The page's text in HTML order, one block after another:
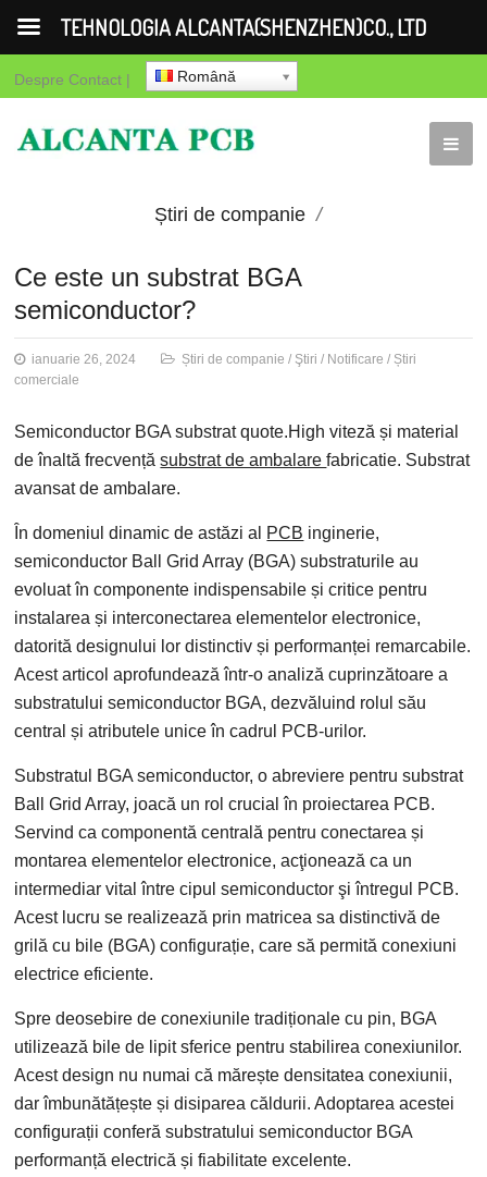
Despre Contact | Română
Știri de companie
Notificare
Ce este un substrat BGA
semiconductor?
ianuarie 26, 2024 Știri de companie / Ştiri / Notificare / Știri
comerciale
Semiconductor BGA substrat quote.High viteză și material
de înaltă frecvențăsubstrat de ambalarefabricatie. Substrat
avansat de ambalare.
În domeniul dinamic de astăzi al PCB inginerie,
semiconductor Ball Grid Array (BGA) substraturile au
evoluat în componente indispensabile și critice pentru
instalarea și interconectarea elementelor electronice,
datorită designului lor distinctiv și performanței remarcabile.
Acest articol aprofundează într-o analiză cuprinzătoare a
substratului semiconductor BGA, dezvăluind rolul său
central și atributele unice în cadrul PCB-urilor.
Substratul BGA semiconductor, o abreviere pentru substrat
Ball Grid Array, joacă un rol crucial în proiectarea PCB.
Servind ca componentă centrală pentru conectarea și
montarea elementelor electronice, acţionează ca un
intermediar vital între cipul semiconductor şi întregul PCB.
Acest lucru se realizează prin matricea sa distinctivă de
grilă cu bile (BGA) configurație, care să permită conexiuni
electrice eficiente.
Spre deosebire de conexiunile tradiționale cu pin, BGA
utilizează bile de lipit sferice pentru stabilirea conexiunilor.
Acest design nu numai că mărește densitatea conexiunii,
dar îmbunătățește și disiparea căldurii. Adoptarea acestei
configurații conferă substratului semiconductor BGA
performanță electrică și fiabilitate excelente.
TEHNOLOGIA ALCANTA(SHENZHEN)CO., LTD